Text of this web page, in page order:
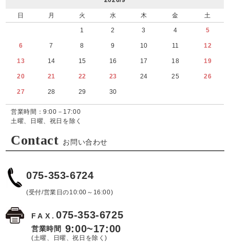
日 月 火 水 木 金 土
1 2 3 4 5
6 7 8 9 10 11 12
13 14 15 16 17 18 19
20 21 22 23 24 25 26
27 28 29 30
営業時間：9:00－17:00
土曜、日曜、祝日を除く
Contact お問い合わせ
075-353-6724
(受付/営業日の10:00～16:00)
FAX.075-353-6725
営業時間 9:00~17:00
(土曜、日曜、祝日を除く)